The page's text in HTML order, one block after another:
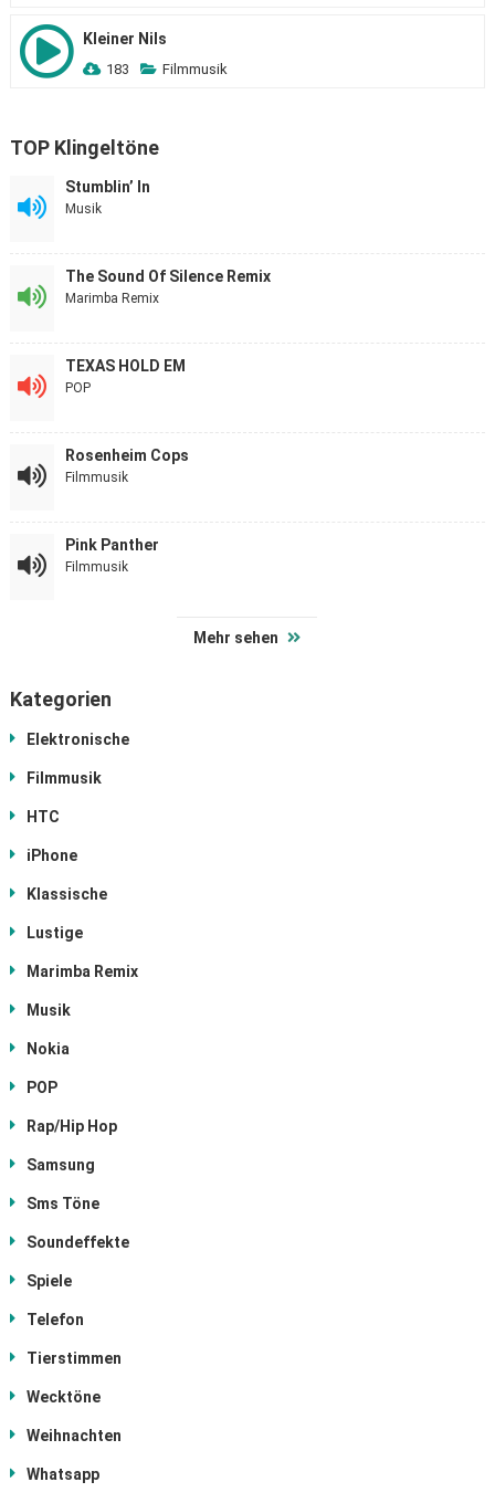
Kleiner Nils
183 Filmmusik
TOP Klingeltöne
Stumblin’ In
Musik
The Sound Of Silence Remix
Marimba Remix
TEXAS HOLD EM
POP
Rosenheim Cops
Filmmusik
Pink Panther
Filmmusik
Mehr sehen
Kategorien
Elektronische
Filmmusik
HTC
iPhone
Klassische
Lustige
Marimba Remix
Musik
Nokia
POP
Rap/Hip Hop
Samsung
Sms Töne
Soundeffekte
Spiele
Telefon
Tierstimmen
Wecktöne
Weihnachten
Whatsapp